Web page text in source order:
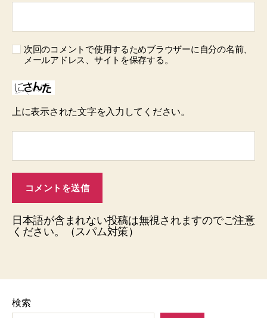
次回のコメントで使用するためブラウザーに自分の名前、
メールアドレス、サイトを保存する。
上に表示された文字を入力してください。
日本語が含まれない投稿は無視されますのでご注意
ください。（スパム対策）
検索